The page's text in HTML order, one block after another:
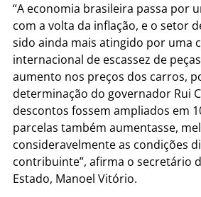
“A economia brasileira passa por
com a volta da inflação, e o setor
sido ainda mais atingido por uma
internacional de escassez de
aumento nos preços dos carros,
determinação do governador Rui
descontos fossem ampliados em
parcelas também aumentasse,
consideravelmente as condições
contribuinte”, afirma o secretário
Estado, Manoel Vitório.